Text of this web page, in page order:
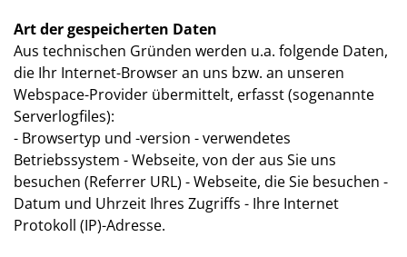
Art der gespeicherten Daten
Aus technischen Gründen werden u.a. folgende Daten,
die Ihr Internet-Browser an uns bzw. an unseren
Webspace-Provider übermittelt, erfasst (sogenannte
Serverlogfiles):
- Browsertyp und -version - verwendetes
Betriebssystem - Webseite, von der aus Sie uns
besuchen (Referrer URL) - Webseite, die Sie besuchen -
Datum und Uhrzeit Ihres Zugriffs - Ihre Internet
Protokoll (IP)-Adresse.